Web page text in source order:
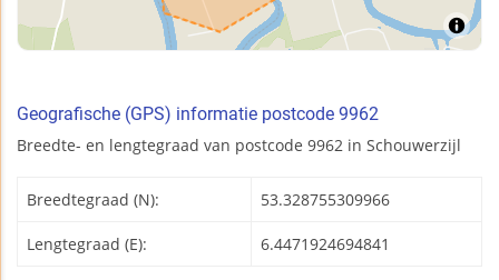
Geografische (GPS) informatie postcode 9962
Breedte- en lengtegraad van postcode 9962 in Schouwerzijl
Breedtegraad (N): 53.328755309966
Lengtegraad (E): 6.4471924694841